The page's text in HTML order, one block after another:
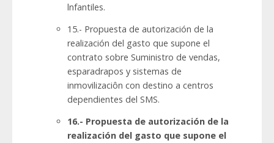
lnfantiles.
15.- Propuesta de autorización de la
realización del gasto que supone el
contrato sobre Suministro de vendas,
esparadrapos y sistemas de
inmovilizaciôn con destino a centros
dependientes del SMS.
16.- Propuesta de autorización de la
realización del gasto que supone el